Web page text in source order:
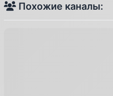
Похожие каналы: